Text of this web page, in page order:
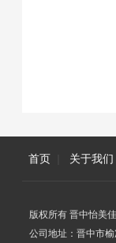
首页 关于我们
版权所有 晋中怡美
公司地址：晋中市